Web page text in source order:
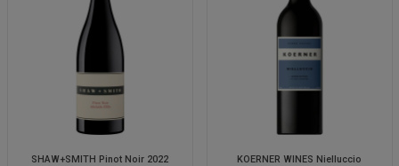
SHAW+SMITH Pinot Noir 2022
KOERNER WINES Nielluccio